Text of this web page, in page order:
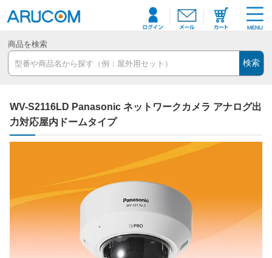
商品を検索
検索
WV-S2116LD Panasonic ネットワークカメラ アナログ出
力対応屋内ドームタイプ